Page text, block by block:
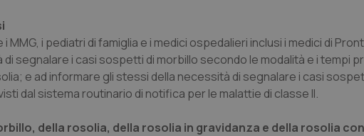
i pediatri di famiglia e i medici ospedalieri inclusi i medici di
segnalare i casi sospetti di morbillo secondo le modalità e i tempi
e ad informare gli stessi della necessità di segnalare i casi
dal sistema routinario di notifica per le malattie di classe II.
della rosolia, della rosolia in gravidanza e della rosolia
Google LLC
.quotidianosanita.it
1 anno 1
mese
Questo nome di cookie è
Universal Analytics, che è un
significativo del servizio di
utilizzato da Google. Questo
per distinguere utenti unici
generato in modo casuale come
sessioni e campagne per i